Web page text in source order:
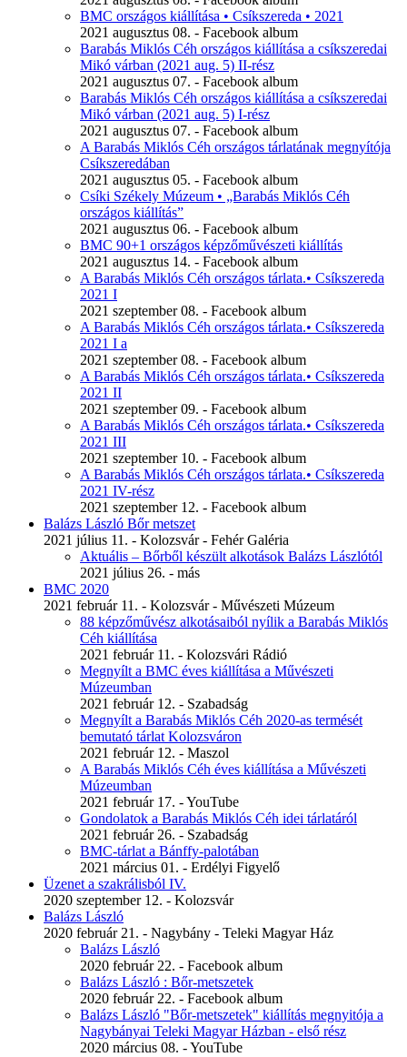
BMC országos kiállítása • Csíkszereda • 2021
2021 augusztus 08. - Facebook album
Barabás Miklós Céh országos kiállítása a csíkszeredai
Mikó várban (2021 aug. 5) II-rész
2021 augusztus 07. - Facebook album
Barabás Miklós Céh országos kiállítása a csíkszeredai
Mikó várban (2021 aug. 5) I-rész
2021 augusztus 07. - Facebook album
A Barabás Miklós Céh országos tárlatának megnyítója
Csíkszeredában
2021 augusztus 05. - Facebook album
Csíki Székely Múzeum • „Barabás Miklós Céh
országos kiállítás”
2021 augusztus 06. - Facebook album
BMC 90+1 országos képzőművészeti kiállítás
2021 augusztus 14. - Facebook album
A Barabás Miklós Céh országos tárlata.• Csíkszereda
2021 I
2021 szeptember 08. - Facebook album
A Barabás Miklós Céh országos tárlata.• Csíkszereda
2021 I a
2021 szeptember 08. - Facebook album
A Barabás Miklós Céh országos tárlata.• Csíkszereda
2021 II
2021 szeptember 09. - Facebook album
A Barabás Miklós Céh országos tárlata.• Csíkszereda
2021 III
2021 szeptember 10. - Facebook album
A Barabás Miklós Céh országos tárlata.• Csíkszereda
2021 IV-rész
2021 szeptember 12. - Facebook album
Balázs László Bőr metszet
2021 július 11. - Kolozsvár - Fehér Galéria
Aktuális – Bőrből készült alkotások Balázs Lászlótól
2021 július 26. - más
BMC 2020
2021 február 11. - Kolozsvár - Művészeti Múzeum
88 képzőművész alkotásaiból nyílik a Barabás Miklós
Céh kiállítása
2021 február 11. - Kolozsvári Rádió
Megnyílt a BMC éves kiállítása a Művészeti
Múzeumban
2021 február 12. - Szabadság
Megnyílt a Barabás Miklós Céh 2020-as termését
bemutató tárlat Kolozsváron
2021 február 12. - Maszol
A Barabás Miklós Céh éves kiállítása a Művészeti
Múzeumban
2021 február 17. - YouTube
Gondolatok a Barabás Miklós Céh idei tárlatáról
2021 február 26. - Szabadság
BMC-tárlat a Bánffy-palotában
2021 március 01. - Erdélyi Figyelő
Üzenet a szakrálisból IV.
2020 szeptember 12. - Kolozsvár
Balázs László
2020 február 21. - Nagybány - Teleki Magyar Ház
Balázs László
2020 február 22. - Facebook album
Balázs László : Bőr-metszetek
2020 február 22. - Facebook album
Balázs László "Bőr-metszetek" kiállítás megnyitója a
Nagybányai Teleki Magyar Házban - első rész
2020 március 08. - YouTube